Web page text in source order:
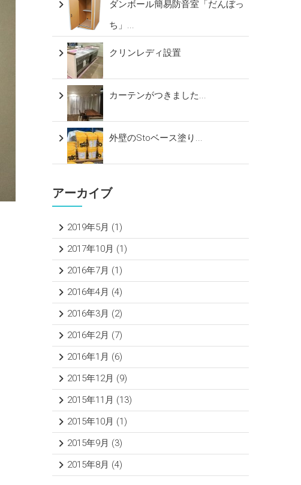
ダンボール簡易防音室「だんぼっ
ち」...
クリンレディ設置
カーテンがつきました...
外壁のStoベース塗り...
アーカイブ
2019年5月 (1)
2017年10月 (1)
2016年7月 (1)
2016年4月 (4)
2016年3月 (2)
2016年2月 (7)
2016年1月 (6)
2015年12月 (9)
2015年11月 (13)
2015年10月 (1)
2015年9月 (3)
2015年8月 (4)